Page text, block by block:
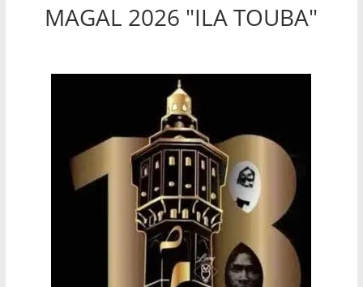
MAGAL 2026 "ILA TOUBA"